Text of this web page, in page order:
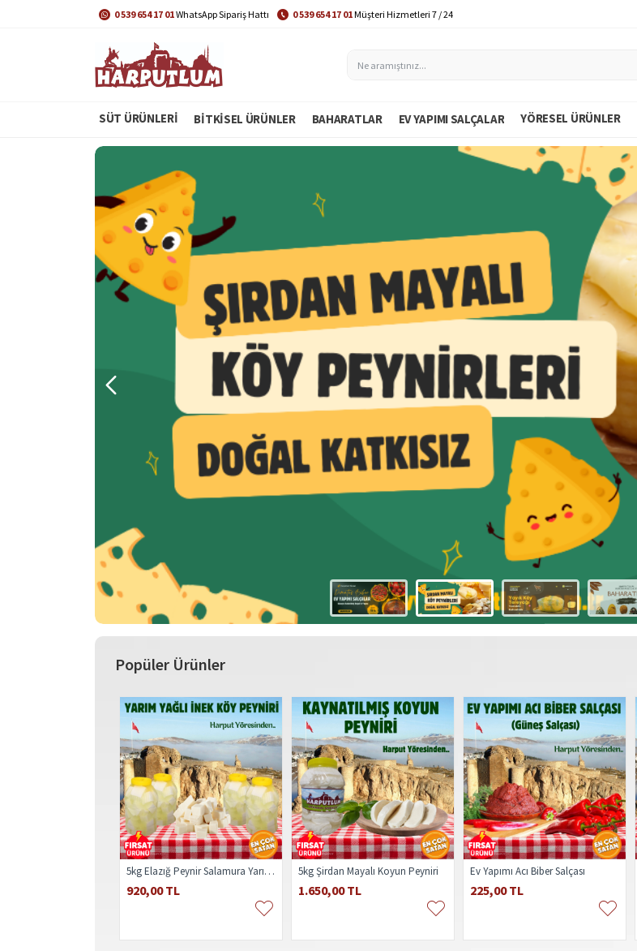
0 539 654 17 01WhatsApp Sipariş Hattı 0 539 654 17 01Müşteri Hizmetleri 7 / 24
SÜT ÜRÜNLERİ BITKISEL ÜRÜNLER BAHARATLAR EV YAPIMI SALÇALAR YÖRESEL ÜRÜNLER
Popüler Ürünler
5kg Elazığ Peynir Salamura Yarım Yağlı
920,00 TL
5kg Şirdan Mayalı Koyun Peyniri
1.650,00 TL
Ev Yapımı Acı Biber Salçası
225,00 TL